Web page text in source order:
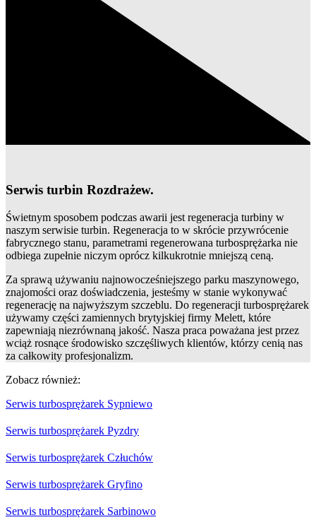
Serwis turbin Rozdrażew.
Świetnym sposobem podczas awarii jest regeneracja turbiny w
naszym serwisie turbin. Regeneracja to w skrócie przywrócenie
fabrycznego stanu, parametrami regenerowana turbosprężarka nie
odbiega zupełnie niczym oprócz kilkukrotnie mniejszą ceną.
Za sprawą używaniu najnowocześniejszego parku maszynowego,
znajomości oraz doświadczenia, jesteśmy w stanie wykonywać
regenerację na najwyższym szczeblu. Do regeneracji turbosprężarek
używamy części zamiennych brytyjskiej firmy Melett, które
zapewniają niezrównaną jakość. Nasza praca poważana jest przez
wciąż rosnące środowisko szczęśliwych klientów, którzy cenią nas
za całkowity profesjonalizm.
Zobacz również:
Serwis turbosprężarek Sypniewo
Serwis turbosprężarek Pyzdry
Serwis turbosprężarek Człuchów
Serwis turbosprężarek Gryfino
Serwis turbosprężarek Sarbinowo